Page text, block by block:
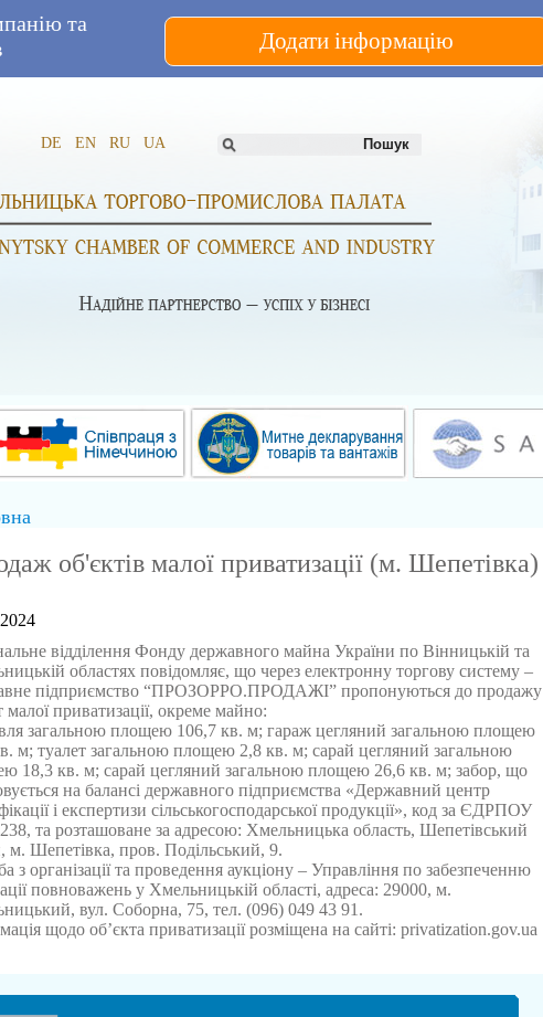
та
Додати інформацію
DE EN RU UA
об'єктів малої приватизації (м. Шепетівка)
відділення Фонду державного майна України по Вінницькій та
областях повідомляє, що через електронну торгову систему –
підприємство “ПРОЗОРРО.ПРОДАЖІ” пропонуються до продажу
малої приватизації, окреме майно:
загальною площею 106,7 кв. м; гараж цегляний загальною площею
м; туалет загальною площею 2,8 кв. м; сарай цегляний загальною
18,3 кв. м; сарай цегляний загальною площею 26,6 кв. м; забор, що
на балансі державного підприємства «Державний центр
і експертизи сільськогосподарської продукції», код за ЄДРПОУ
та розташоване за адресою: Хмельницька область, Шепетівський
м. Шепетівка, пров. Подільський, 9.
з організації та проведення аукціону – Управління по забезпеченню
повноважень у Хмельницькій області, адреса: 29000, м.
вул. Соборна, 75, тел. (096) 049 43 91.
щодо об’єкта приватизації розміщена на сайті: privatization.gov.ua